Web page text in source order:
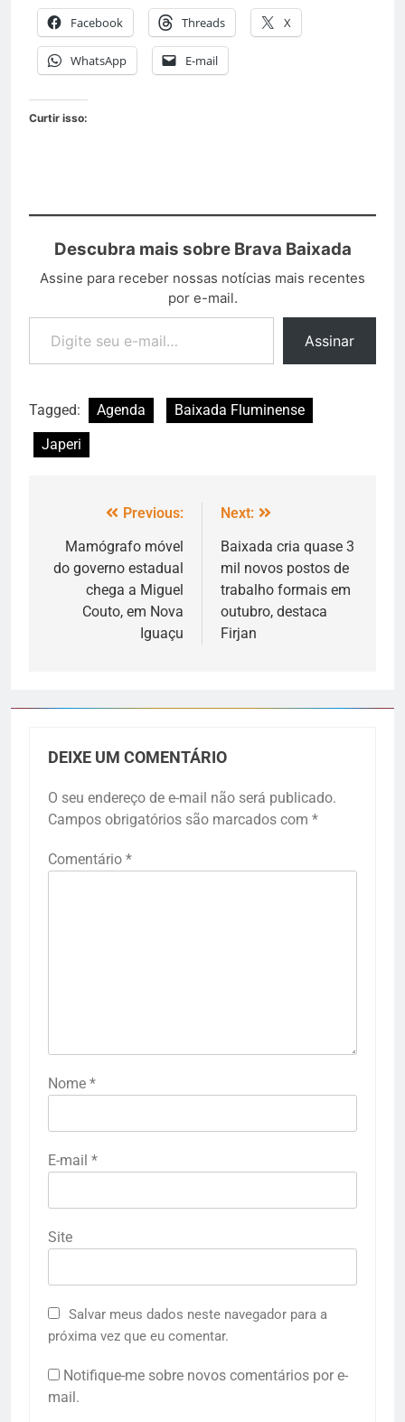
Facebook Threads X
WhatsApp E-mail
Curtir isso:
Descubra mais sobre Brava Baixada
Assine para receber nossas notícias mais recentes
por e-mail.
Assinar
Tagged: Agenda
Baixada Fluminense
Japeri
Previous:
Mamógrafo móvel
do governo estadual
chega a Miguel
Couto, em Nova
Iguaçu
Next:
Baixada cria quase 3
mil novos postos de
trabalho formais em
outubro, destaca
Firjan
DEIXE UM COMENTÁRIO
O seu endereço de e-mail não será publicado.
Campos obrigatórios são marcados com *
Comentário *
Nome *
E-mail *
Site
Salvar meus dados neste navegador para a
próxima vez que eu comentar.
Notifique-me sobre novos comentários por e-
mail.